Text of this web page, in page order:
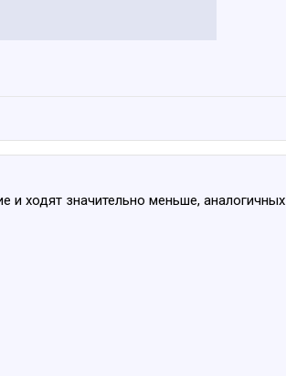
и ходят значительно меньше, аналогичных